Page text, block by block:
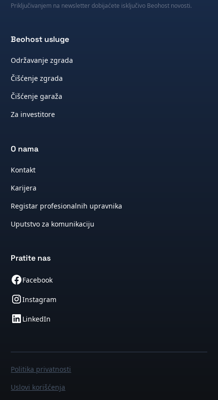
Priključivanjem na newsletter dobijaćete isključivo Beohost novosti.
Beohost usluge
Održavanje zgrada
Čišćenje zgrada
Čišćenje garaža
Za investitore
O nama
Kontakt
Karijera
Registar profesionalnih upravnika
Uputstvo za komunikaciju
Pratite nas
Facebook
Instagram
LinkedIn
Politika privatnosti
Uslovi korišćenja